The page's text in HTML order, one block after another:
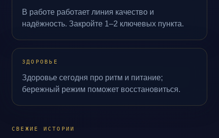
В работе работает линия качество и
надёжность. Закройте 1–2 ключевых пункта.
ЗДОРОВЬЕ
Здоровье сегодня про ритм и питание;
бережный режим поможет восстановиться.
СВЕЖИЕ ИСТОРИИ